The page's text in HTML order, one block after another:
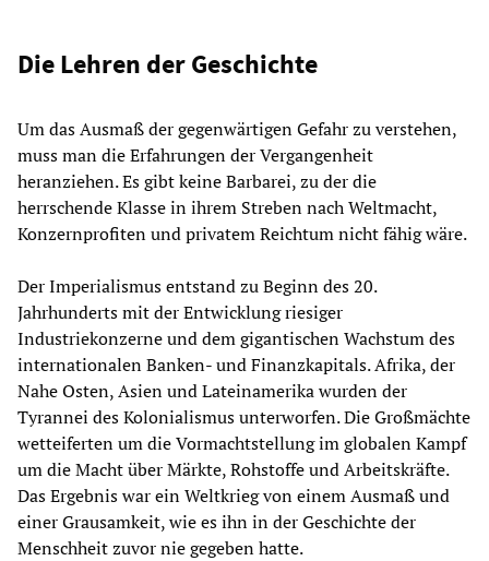
Die Lehren der Geschichte
Um das Ausmaß der gegenwärtigen Gefahr zu verstehen,
muss man die Erfahrungen der Vergangenheit
heranziehen. Es gibt keine Barbarei, zu der die
herrschende Klasse in ihrem Streben nach Weltmacht,
Konzernprofiten und privatem Reichtum nicht fähig wäre.
Der Imperialismus entstand zu Beginn des 20.
Jahrhunderts mit der Entwicklung riesiger
Industriekonzerne und dem gigantischen Wachstum des
internationalen Banken- und Finanzkapitals. Afrika, der
Nahe Osten, Asien und Lateinamerika wurden der
Tyrannei des Kolonialismus unterworfen. Die Großmächte
wetteiferten um die Vormachtstellung im globalen Kampf
um die Macht über Märkte, Rohstoffe und Arbeitskräfte.
Das Ergebnis war ein Weltkrieg von einem Ausmaß und
einer Grausamkeit, wie es ihn in der Geschichte der
Menschheit zuvor nie gegeben hatte.